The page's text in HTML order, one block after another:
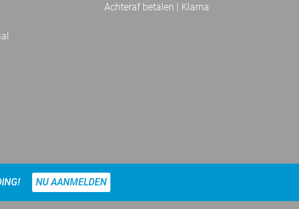
Achteraf betalen | Klarna
NU AANMELDEN